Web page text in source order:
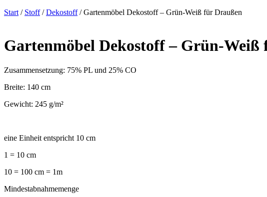
Start / Stoff/Dekostoff/ Gartenmöbel Dekostoff – Grün-Weiß für Draußen
Gartenmöbel Dekostoff – Grün-Weiß
Zusammensetzung: 75% PL und 25% CO
Breite: 140 cm
Gewicht: 245 g/m²
eine Einheit entspricht 10 cm
1 = 10 cm
10 = 100 cm = 1m
Mindestabnahmemenge